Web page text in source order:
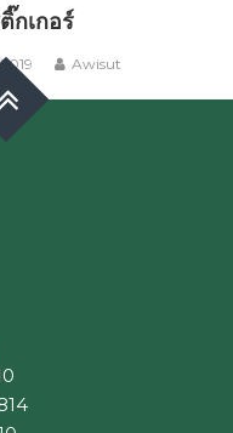
กเกอร์
Awisut